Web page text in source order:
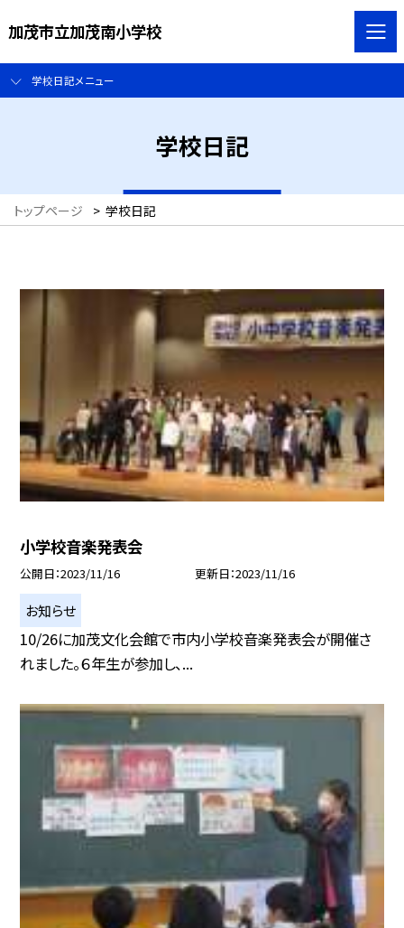
加茂市立加茂南小学校
学校日記メニュー
学校日記
トップページ > 学校日記
小学校音楽発表会
公開日 2023/11/16 更新日 2023/11/16
お知らせ
10/26に加茂文化会館で市内小学校音楽発表会が開催さ
れました。６年生が参加し、...